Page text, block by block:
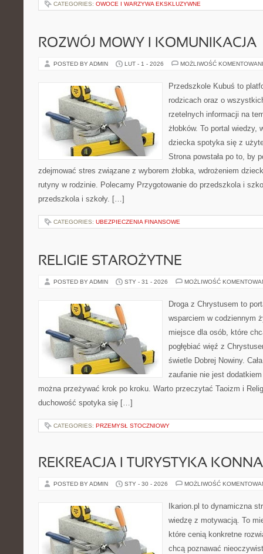
CATEGORIES: OWOCE I WARZYWA EKSKLUZYWNE
ROZWÓJ MOWY I KOMUNIKACJA
POSTED BY ADMIN LUT - 1 - 2026 MOŻLIWOŚĆ
Przedszkole Kubuś to
rodzicach oraz o
rzetelnych informacji na
żłobków. To portal wiedzy,
dziecka spotyka się z
Strona powstała po to, by
zdejmować stres związane z wyborem żłobka, wdrożeniem
rutyny w rodzinie. Polecamy Przygotowanie do przedszkola i
przedszkola i szkoły. […]
CATEGORIES: UBEZPIECZENIA FINANSOWE
RELIGIE STAROŻYTNE
POSTED BY ADMIN STY - 31 - 2026 MOŻLIWOŚĆ
Droga z Chrystusem to
wsparciem w codziennym
miejsce dla osób, które
pogłębiać więź z
świetle Dobrej Nowiny.
zaufanie nie jest
można przeżywać krok po kroku. Warto przeczytać Taoizm i
duchowość spotyka się […]
CATEGORIES: PRZEMYSŁ STOCZNIOWY
REKREACJA I TURYSTYKA KONNA
POSTED BY ADMIN STY - 30 - 2026 MOŻLIWOŚĆ
Ikarion.pl to dynamiczna
wiedzę z motywacją. To
które cenią konkretne
chcą poznawać